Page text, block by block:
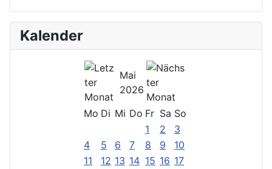
Kalender
Mai
2026
Mo Di Mi Do Fr Sa So
1
2
3
4
5 6 7 8 9
10
11
12 13 14 15 16 17